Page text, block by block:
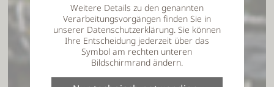
Weitere Details zu den genannten
Verarbeitungsvorgängen finden Sie in
unserer Datenschutzerklärung. Sie können
Ihre Entscheidung jederzeit über das
Symbol am rechten unteren
Bildschirmrand ändern.